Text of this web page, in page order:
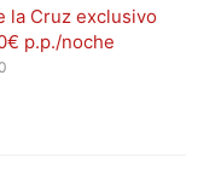
la Cruz exclusivo
p.p./noche